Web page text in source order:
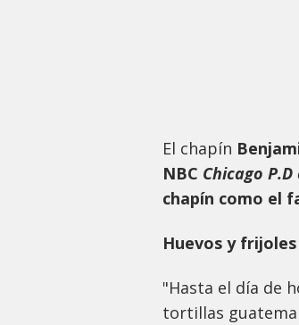
El chapín
NBC Chicago
chapín como el
Huevos y
"Hasta el día de
tortillas